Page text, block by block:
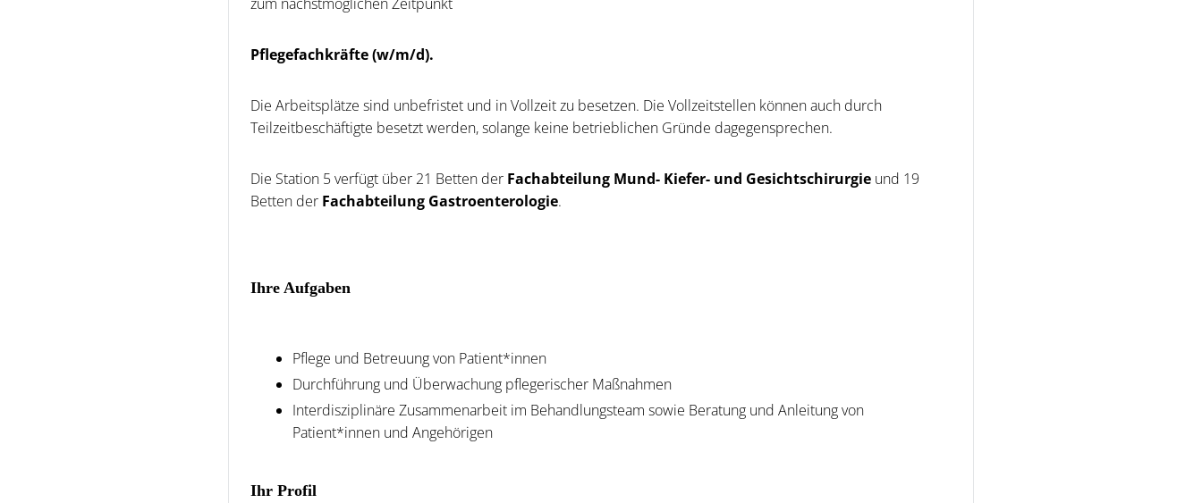
Pflegefachkräfte (w/m/d).
Die Arbeitsplätze sind unbefristet und in Vollzeit zu besetzen. Die Vollzeitstellen können auch durch
Teilzeitbeschäftigte besetzt werden, solange keine betrieblichen Gründe dagegensprechen.
Die Station 5 verfügt über 21 Betten der Fachabteilung Mund- Kiefer- und Gesichtschirurgie und 19
Betten der Fachabteilung Gastroenterologie.
Ihre Aufgaben
Pflege und Betreuung von Patient*innen
Durchführung und Überwachung pflegerischer Maßnahmen
Interdisziplinäre Zusammenarbeit im Behandlungsteam sowie Beratung und Anleitung von
Patient*innen und Angehörigen
Ihr Profil